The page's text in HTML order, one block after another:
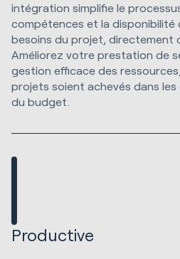
intégration simplifie le
compétences et la disponibilité
besoins du projet, directement
Améliorez votre prestation de
gestion efficace des
projets soient achevés dans
du budget.
Productive